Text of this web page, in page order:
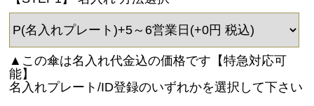
▲この傘は名入れ代金込の価格です【特急対応可
能】
名入れプレート/ID登録のいずれかを選択して下さい